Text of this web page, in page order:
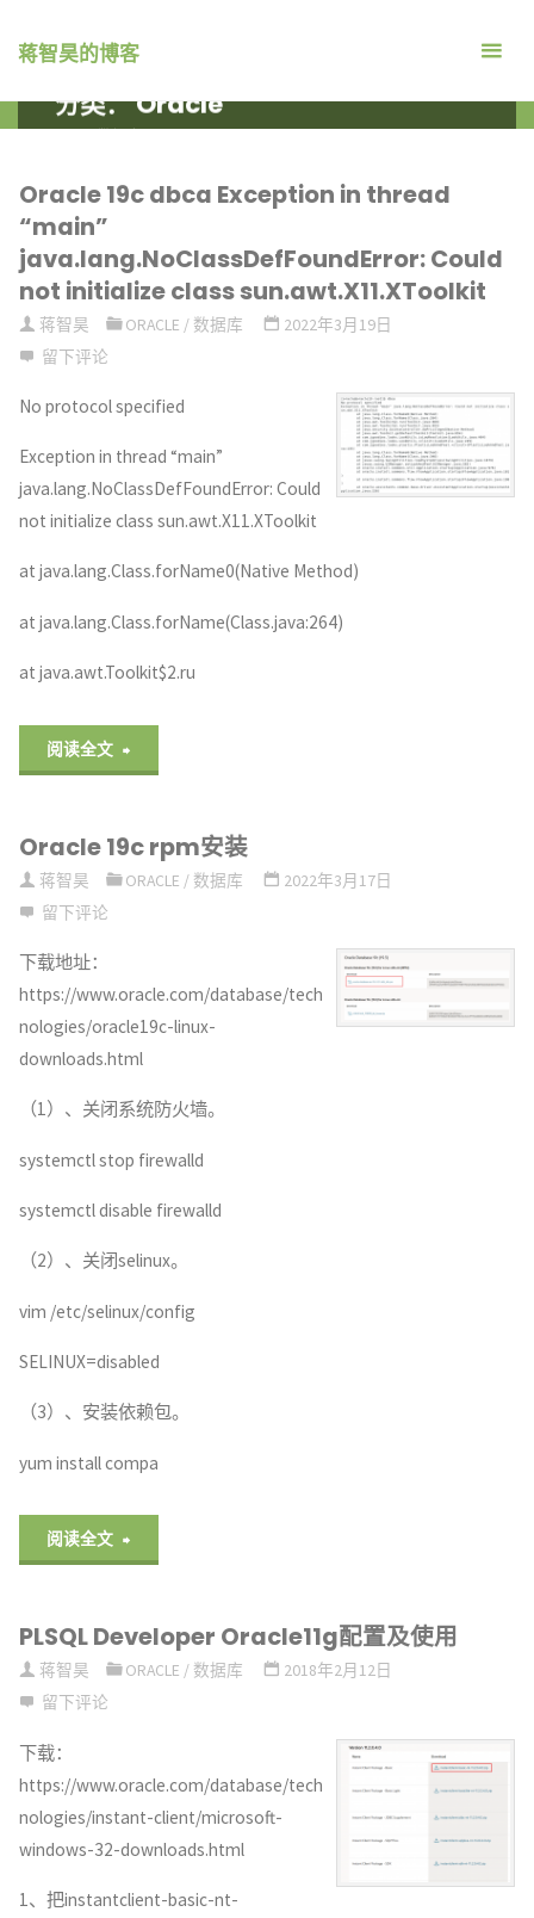
蒋智昊的博客
分类：Oracle
Oracle 19c dbca Exception in thread
“main”
java.lang.NoClassDefFoundError: Could
not initialize class sun.awt.X11.XToolkit
蒋智昊 ORACLE / 数据库
2022年3月19日
留下评论
No protocol specified
Exception in thread “main”
java.lang.NoClassDefFoundError: Could
not initialize class sun.awt.X11.XToolkit
at java.lang.Class.forName0(Native Method)
at java.lang.Class.forName(Class.java:264)
at java.awt.Toolkit$2.ru
阅读全文
dbca
thread
“main”
java.lang.NoClassDefFoundError:
Could
not
initialize
Oracle 19c rpm安装
蒋智昊 ORACLE / 数据库
2022年3月17日
留下评论
下载地址：
https://www.oracle.com/database/tech
nologies/oracle19c-linux-
downloads.html
（1）、关闭系统防火墙。
systemctl stop firewalld
systemctl disable firewalld
（2）、关闭selinux。
vim /etc/selinux/config
SELINUX=disabled
（3）、安装依赖包。
yum install compa
阅读全文
rpm
PLSQL Developer Oracle11g配置及使用
蒋智昊 ORACLE / 数据库
2018年2月12日
留下评论
下载：
https://www.oracle.com/database/tech
nologies/instant-client/microsoft-
windows-32-downloads.html
1、把instantclient-basic-nt-